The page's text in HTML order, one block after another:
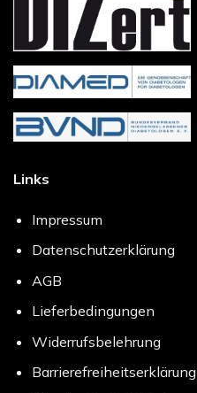
Links
Impressum
Datenschutzerklärung
AGB
Lieferbedingungen
Widerrufsbelehrung
Barrierefreiheitserklärung